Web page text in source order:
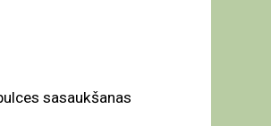
sasaukšanas